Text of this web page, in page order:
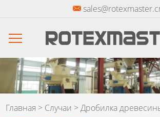
Главная > Случаи >Дробилка